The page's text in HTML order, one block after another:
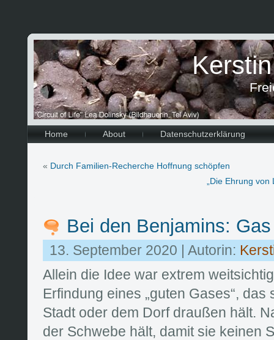
Home About Datenschutzerklärung
« Durch Familien-Recherche Hoffnung schöpfen
„Die Ehrung
Bei den Benjamins:
13. September 2020 | Autorin:
Allein die Idee war extrem
Erfindung eines „guten Gases“,
Stadt oder dem Dorf draußen hält.
der Schwebe hält, damit sie keinen